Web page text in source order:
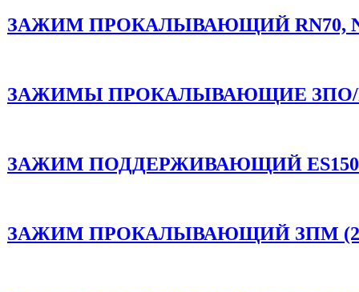
ЗАЖИМ ПРОКАЛЫВАЮЩИЙ RN70, NF
ЗАЖИМЫ ПРОКАЛЫВАЮЩИЕ ЗПО/
ЗАЖИМ ПОДДЕРЖИВАЮЩИЙ ES1500.
ЗАЖИМ ПРОКАЛЫВАЮЩИЙ ЗПМ (25-